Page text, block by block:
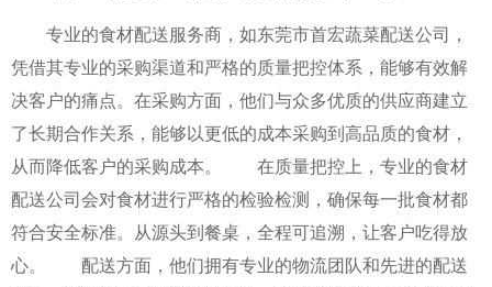
专业的食材配送服务商，如东莞市首宏蔬菜配送公司，
凭借其专业的采购渠道和严格的质量把控体系，能够有效解
决客户的痛点。在采购方面，他们与众多优质的供应商建立
了长期合作关系，能够以更低的成本采购到高品质的食材，
从而降低客户的采购成本。 在质量把控上，专业的食材
配送公司会对食材进行严格的检验检测，确保每一批食材都
符合安全标准。从源头到餐桌，全程可追溯，让客户吃得放
心。 配送方面，他们拥有专业的物流团队和先进的配送